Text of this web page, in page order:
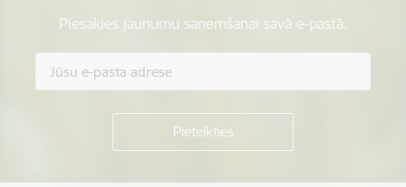
Piesakies jaunumu saņemšanai savā e-pastā.